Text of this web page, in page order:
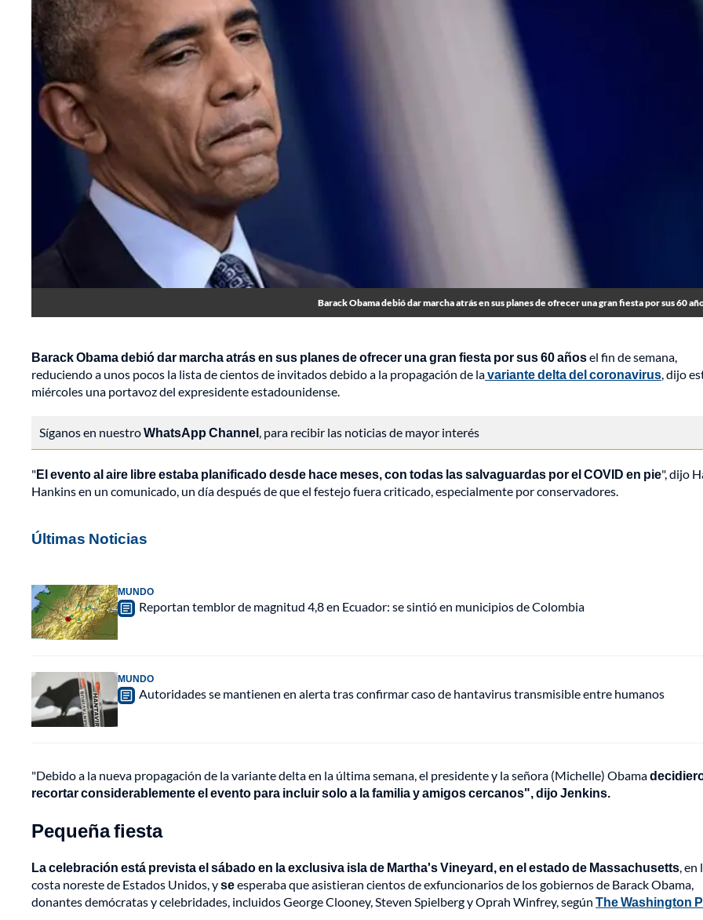
Barack Obama debió dar marcha atrás en sus planes de ofrecer una gran fiesta por sus 60
Barack Obamadebió dar marcha atrás en sus planes de ofrecer una gran fiesta por sus 60 añosel fin de semana,
reduciendo a unos pocos la lista de cientos de invitados debido a la propagación de lavariante delta del coronavirus, dijo
miércoles una portavoz del expresidente estadounidense.
Síganos en nuestroWhatsApp Channel, para recibir las noticias de mayor interés
"El evento al aire libre estaba planificado desde hace meses, con todas las salvaguardas por el COVID en pie", dijo
Hankins en un comunicado, un día después de que el festejo fuera criticado, especialmente por conservadores.
Últimas Noticias
MUNDO
Reportan temblor de magnitud 4,8 en Ecuador: se sintió en municipios de Colombia
MUNDO
Autoridades se mantienen en alerta tras confirmar caso de hantavirus transmisible entre humanos
"Debido a la nueva propagación de la variante delta en la última semana, el presidente y la señora (Michelle) Obama
recortar considerablemente el evento para incluir solo a la familia y amigos cercanos", dijo Jenkins.
Pequeña fiesta
La celebración está prevista el sábado en la exclusiva isla de Martha's Vineyard, en el estado de Massachusetts, en
costa noreste de Estados Unidos, yseesperaba que asistieran cientos de exfuncionarios de los gobiernos de Barack Obama,
donantes demócratas y celebridades, incluidos George Clooney, Steven Spielberg y Oprah Winfrey, según The Washington